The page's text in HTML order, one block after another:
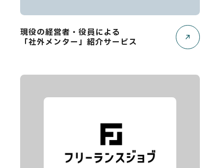
現役の経営者・役員による
「社外メンター」紹介サービス